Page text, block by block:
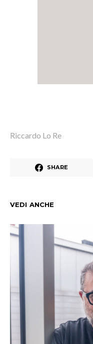
Riccardo Lo Re
SHARE
VEDI ANCHE